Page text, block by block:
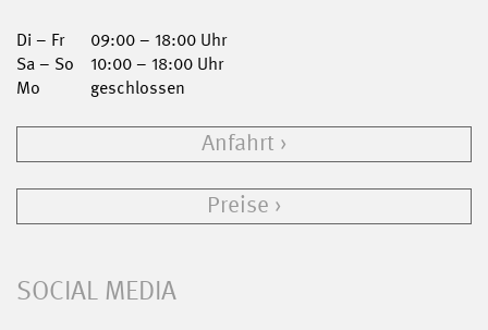
Di – Fr
09:00 – 18:00 Uhr
Sa – So
10:00 – 18:00 Uhr
Mo
geschlossen
Anfahrt
Preise
SOCIAL MEDIA